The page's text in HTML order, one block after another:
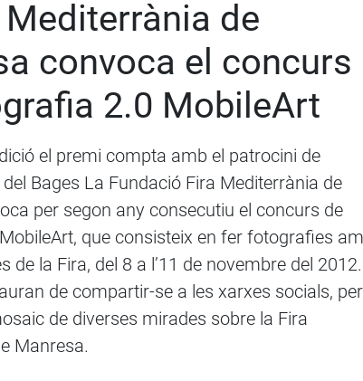
Mediterrània de
convoca el concurs
2.0 MobileArt
el premi compta amb el patrocini de
del Bages La Fundació Fira Mediterrània de
per segon any consecutiu el concurs de
que consisteix en fer fotografies
de la Fira, del 8 a l’11 de novembre del 2012.
de compartir-se a les xarxes socials, per
de diverses mirades sobre la Fira
Manresa.